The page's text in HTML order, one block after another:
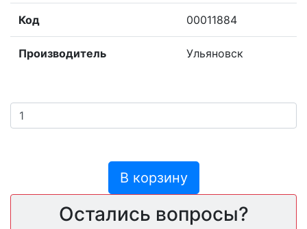
Код 00011884
Производитель Ульяновск
В корзину
Остались вопросы?